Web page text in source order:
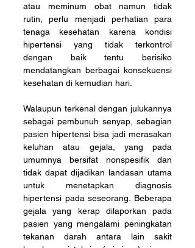
atau meminum obat namun tidak
rutin, perlu menjadi perhatian para
tenaga kesehatan karena kondisi
hipertensi yang tidak terkontrol
dengan baik tentu berisiko
mendatangkan berbagai konsekuensi
kesehatan di kemudian hari.
Walaupun terkenal dengan julukannya
sebagai pembunuh senyap, sebagian
pasien hipertensi bisa jadi merasakan
keluhan atau gejala, yang pada
umumnya bersifat nonspesifik dan
tidak dapat dijadikan landasan utama
untuk menetapkan diagnosis
hipertensi pada seseorang. Beberapa
gejala yang kerap dilaporkan pada
pasien yang mengalami peningkatan
tekanan darah antara lain sakit